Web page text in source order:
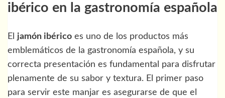
ibérico en la gastronomía española
El jamón ibérico es uno de los productos más
emblemáticos de la gastronomía española, y su
correcta presentación es fundamental para disfrutar
plenamente de su sabor y textura. El primer paso
para servir este manjar es asegurarse de que el